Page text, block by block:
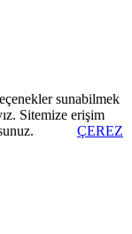
sunabilmek
Sitemize erişim
ÇEREZ